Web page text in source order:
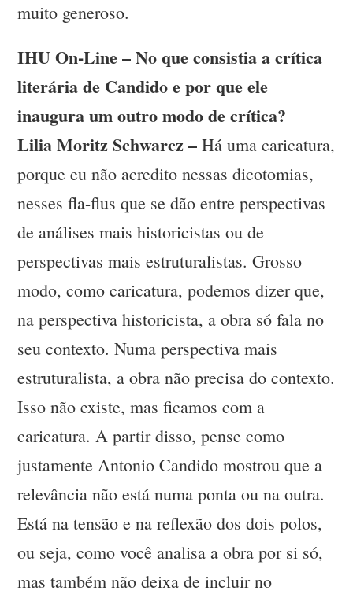
muito generoso.
IHU On-Line – No que consistia a crítica
literária de Candido e por que ele
inaugura um outro modo de crítica?
Lilia Moritz Schwarcz – Há uma caricatura,
porque eu não acredito nessas dicotomias,
nesses fla-flus que se dão entre perspectivas
de análises mais historicistas ou de
perspectivas mais estruturalistas. Grosso
modo, como caricatura, podemos dizer que,
na perspectiva historicista, a obra só fala no
seu contexto. Numa perspectiva mais
estruturalista, a obra não precisa do contexto.
Isso não existe, mas ficamos com a
caricatura. A partir disso, pense como
justamente Antonio Candido mostrou que a
relevância não está numa ponta ou na outra.
Está na tensão e na reflexão dos dois polos,
ou seja, como você analisa a obra por si só,
mas também não deixa de incluir no